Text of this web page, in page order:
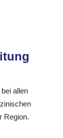
allen
Region.